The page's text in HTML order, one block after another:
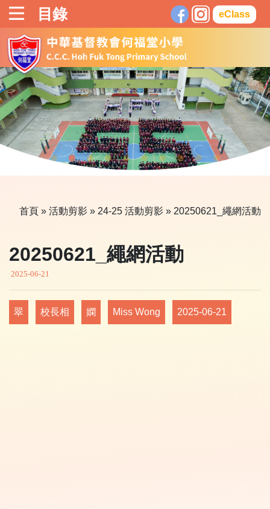
目錄 eClass
首頁 » 活動剪影 » 24-25 活動剪影 » 20250621_繩網活動
20250621_繩網活動
2025-06-21
翠 校長相 嫻 Miss Wong 2025-06-21